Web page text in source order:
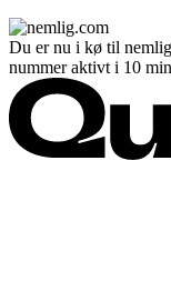
Du er nu i kø til
nummer aktivt i 10